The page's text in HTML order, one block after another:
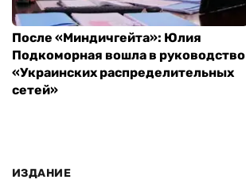
После «Миндичгейта»: Юлия
Подкоморная вошла в руководство
«Украинских распределительных
сетей»
ИЗДАНИЕ